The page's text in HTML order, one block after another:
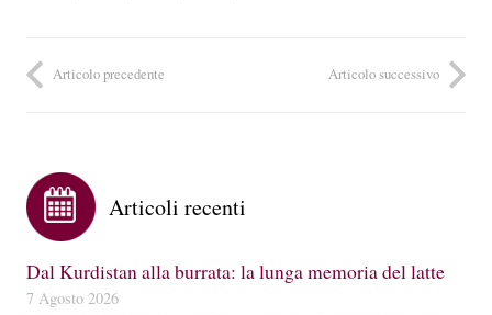
Articolo precedente Articolo successivo
Articoli recenti
Dal Kurdistan alla burrata: la lunga memoria del latte
7 Agosto 2026